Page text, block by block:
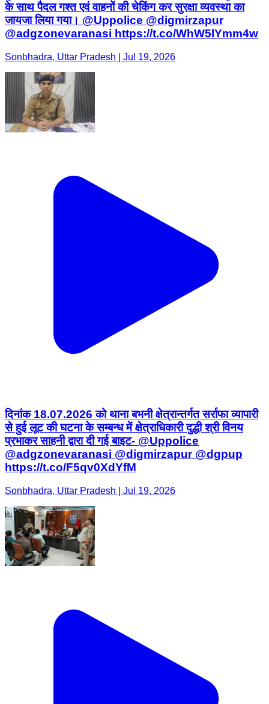
के साथ पैदल गश्त एवं वाहनों की चेकिंग कर सुरक्षा व्यवस्था का
जायजा लिया गया। @Uppolice @digmirzapur
@adgzonevaranasi https://t.co/WhW5lYmm4w
Sonbhadra, Uttar Pradesh | Jul 19, 2026
दिनांक 18.07.2026 को थाना बभनी क्षेत्रान्तर्गत सर्राफा व्यापारी
से हुई लूट की घटना के सम्बन्ध में क्षेत्राधिकारी दुद्धी श्री विनय
प्रभाकर साहनी द्वारा दी गई बाइट- @Uppolice
@adgzonevaranasi @digmirzapur @dgpup
https://t.co/F5qv0XdYfM
Sonbhadra, Uttar Pradesh | Jul 19, 2026